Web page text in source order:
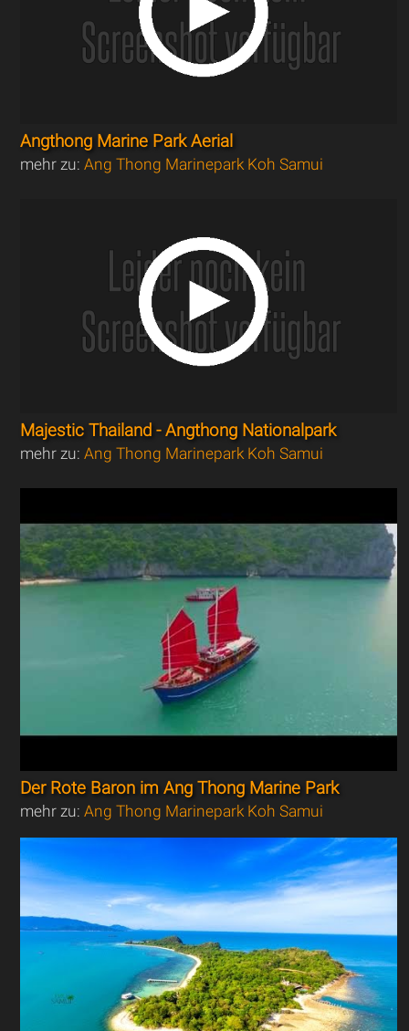
Angthong Marine Park Aerial
mehr zu:Ang Thong Marinepark Koh Samui
Majestic Thailand - Angthong Nationalpark
mehr zu:Ang Thong Marinepark Koh Samui
Der Rote Baron im Ang Thong Marine Park
mehr zu:Ang Thong Marinepark Koh Samui